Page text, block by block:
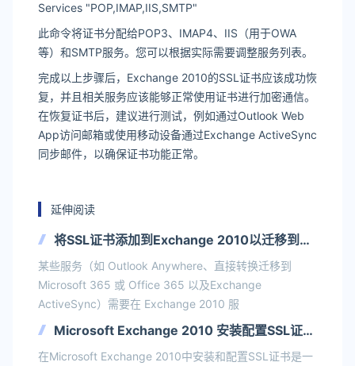
Services "POP,IMAP,IIS,SMTP"
此命令将证书分配给POP3、IMAP4、IIS（用于OWA
等）和SMTP服务。您可以根据实际需要调整服务列表。
完成以上步骤后，Exchange 2010的SSL证书应该成功恢
复，并且相关服务应该能够正常使用证书进行加密通信。
在恢复证书后，建议进行测试，例如通过Outlook Web
App访问邮箱或使用移动设备通过Exchange ActiveSync
同步邮件，以确保证书功能正常。
延伸阅读
将SSL证书添加到Exchange 2010以迁移到
Exchange Online
某些服务（如 Outlook Anywhere、直接转换迁移到
Microsoft 365 或 Office 365 以及Exchange
ActiveSync）需要在 Exchange 2010 服
Microsoft Exchange 2010 安装配置SSL证书
详细教程
在Microsoft Exchange 2010中安装和配置SSL证书是一